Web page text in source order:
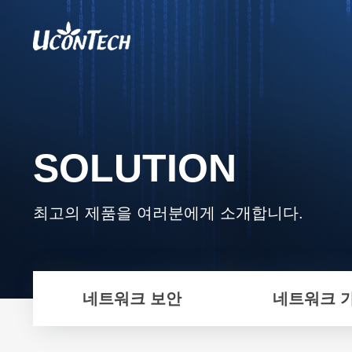
SOLUTION
최고의 제품을 여러분에게 소개합니다.
네트워크 보안 네트워크